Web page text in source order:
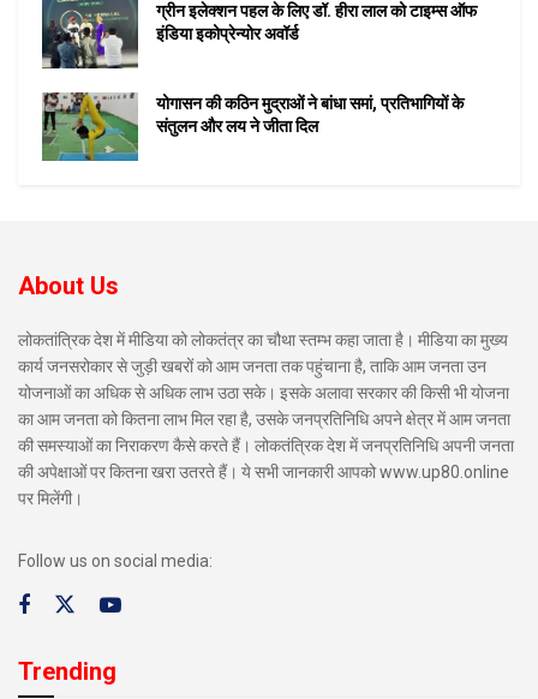
ग्रीन इलेक्शन पहल के लिए डॉ. हीरा लाल को टाइम्स ऑफ
इंडिया इकोप्रेन्योर अवॉर्ड
योगासन की कठिन मुद्राओं ने बांधा समां, प्रतिभागियों के
संतुलन और लय ने जीता दिल
About Us
लोकतांत्रिक देश में मीडिया को लोकतंत्र का चौथा स्तम्भ कहा जाता है। मीडिया का मुख्य
कार्य जनसरोकार से जुड़ी खबरों को आम जनता तक पहुंचाना है, ताकि आम जनता उन
योजनाओं का अधिक से अधिक लाभ उठा सके। इसके अलावा सरकार की किसी भी योजना
का आम जनता को कितना लाभ मिल रहा है, उसके जनप्रतिनिधि अपने क्षेत्र में आम जनता
की समस्याओं का निराकरण कैसे करते हैं। लोकतंत्रिक देश में जनप्रतिनिधि अपनी जनता
की अपेक्षाओं पर कितना खरा उतरते हैं। ये सभी जानकारी आपको www.up80.online
पर मिलेंगी।
Follow us on social media:
Trending